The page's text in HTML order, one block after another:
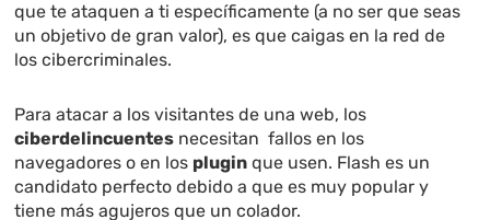
que te ataquen a ti específicamente (a no ser que seas
un objetivo de gran valor), es que caigas en la red de
los cibercriminales.
Para atacar a los visitantes de una web, los
ciberdelincuentes necesitan fallos en los
navegadores o en los plugin que usen. Flash es un
candidato perfecto debido a que es muy popular y
tiene más agujeros que un colador.